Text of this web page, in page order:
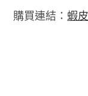
購買連結：蝦皮